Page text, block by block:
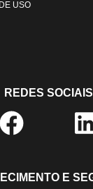
USO
REDES SOCIAIS
E